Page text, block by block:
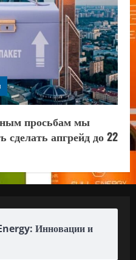
просьбам мы
сделать апгрейд до 22
Инновации и